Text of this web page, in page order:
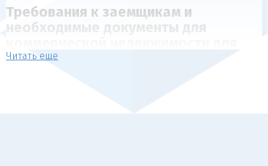
Требования к заемщикам и
необходимые документы для
коммерческой недвижимости
Читать еще